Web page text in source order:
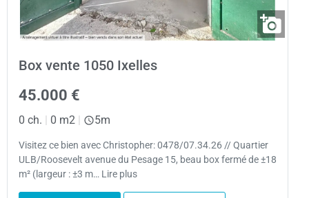
Box vente 1050 Ixelles
45.000 €
0 ch. | 0 m2 | 5m
Visitez ce bien avec Christopher: 0478/07.34.26 // Quartier
ULB/Roosevelt avenue du Pesage 15, beau box fermé de ±18
m² (largeur : ±3 m… Lire plus